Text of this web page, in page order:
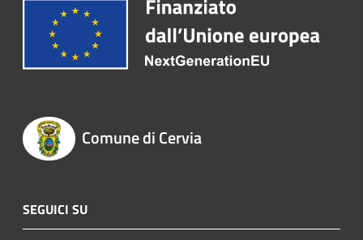
Comune di Cervia
SEGUICI SU